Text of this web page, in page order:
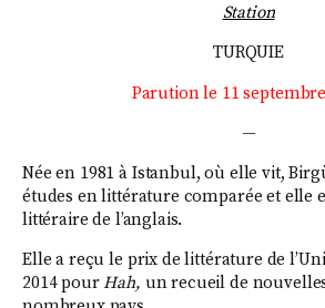
Station
TURQUIE
Parution le 11
—
Née en 1981 à Istanbul, où elle vit,
études en littérature comparée et elle
littéraire de l’anglais.
Elle a reçu le prix de littérature de
2014 pourHah, un recueil de